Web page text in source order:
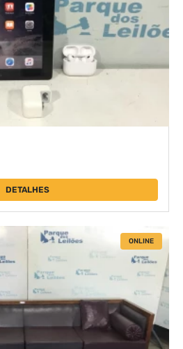
DETALHES
ONLINE